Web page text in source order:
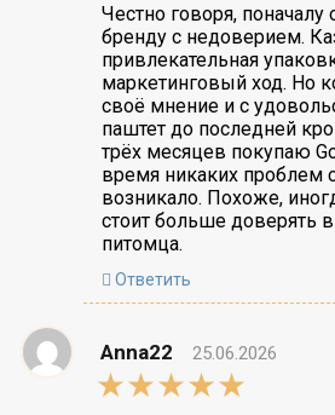
Честно говоря, поначалу
бренду с недоверием.
привлекательная
маркетинговый ход. Но
своё мнение и с
паштет до последней
трёх месяцев покупаю
время никаких проблем
возникало. Похоже,
стоит больше доверять
питомца.
Ответить
Anna22
25.06.2026
5,0
rating